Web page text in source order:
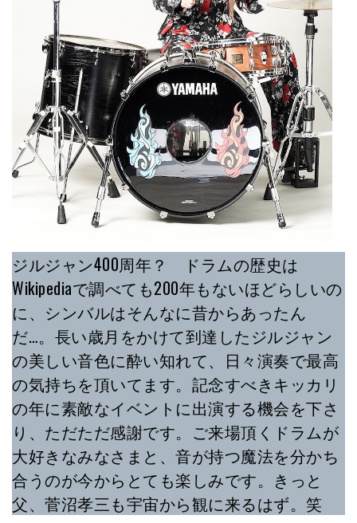
ジルジャン400周年？ ドラムの歴史は
Wikipediaで調べても200年もないほどらしいの
に、シンバルはそんなに昔からあったん
だ…。長い歳月をかけて到達したジルジャン
の美しい音色に酔い知れて、日々演奏で最高
の気持ちを頂いてます。記念すべきキッカリ
の年に素敵なイベントに出演する機会を下さ
り、ただただ感謝です。ご来場頂くドラムが
大好きなみなさまと、音が持つ魔法を分かち
合うのが今からとても楽しみです。きっと
父、菅沼孝三も宇宙から観に来るはず。笑